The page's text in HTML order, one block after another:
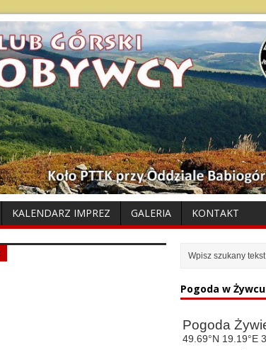
KALENDARZ IMPREZ GALERIA KONTAKT
Pogoda w Żywcu